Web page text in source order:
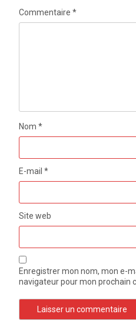
Commentaire*
Nom*
E-mail*
Site web
Enregistrer mon nom, mon e-
navigateur pour mon prochain